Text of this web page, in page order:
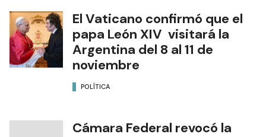
El Vaticano confirmó que el
papa León XIV visitará la
Argentina del 8 al 11 de
noviembre
POLÍTICA
Cámara Federal revocó la